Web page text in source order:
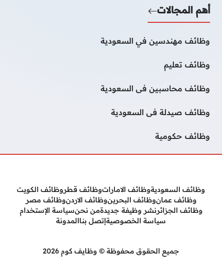
أهم المجالات
وظائف مهندسين في السعودية
وظائف تعليم
وظائف محاسبين فى السعودية
وظائف صيدلة فى السعودية
وظائف حكومية
وظائف السعوديةوظائف الاماراتوظائف قطروظائف الكويت
وظائف عمانوظائف البحرينوظائف الاردنوظائف مصر
وظائف الجزائرنشر وظيفة جديدةمن نحنسياسة الإستخدام
سياسة الخصوصيةإتصل بناالمدونة
جميع الحقوق محفوظة © وظايف كوم 2026